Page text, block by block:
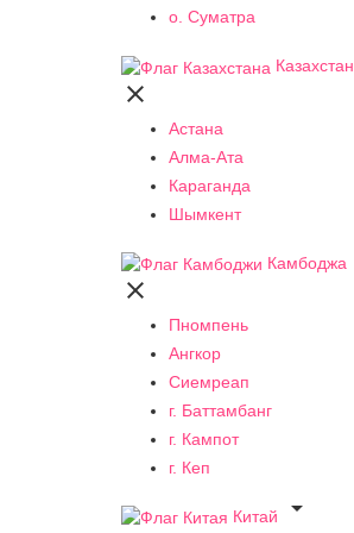
о. Суматра
Казахстан

Астана
Алма-Ата
Караганда
Шымкент
Камбоджа

Пномпень
Ангкор
Сиемреап
г. Баттамбанг
г. Кампот
г. Кеп
Китай
